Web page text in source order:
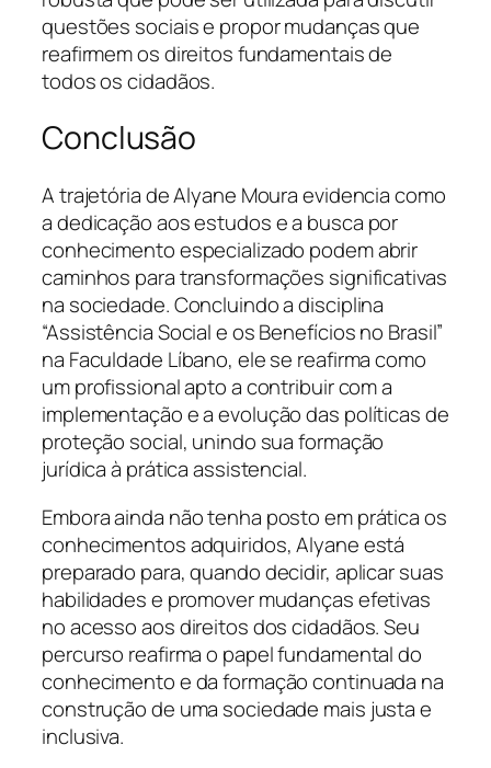
questões sociais e propor mudanças que
reafirmem os direitos fundamentais de
todos os cidadãos.
Conclusão
A trajetória de Alyane Moura evidencia como
a dedicação aos estudos e a busca por
conhecimento especializado podem abrir
caminhos para transformações significativas
na sociedade. Concluindo a disciplina
“Assistência Social e os Benefícios no Brasil”
na Faculdade Líbano, ele se reafirma como
um profissional apto a contribuir com a
implementação e a evolução das políticas de
proteção social, unindo sua formação
jurídica à prática assistencial.
Embora ainda não tenha posto em prática os
conhecimentos adquiridos, Alyane está
preparado para, quando decidir, aplicar suas
habilidades e promover mudanças efetivas
no acesso aos direitos dos cidadãos. Seu
percurso reafirma o papel fundamental do
conhecimento e da formação continuada na
construção de uma sociedade mais justa e
inclusiva.